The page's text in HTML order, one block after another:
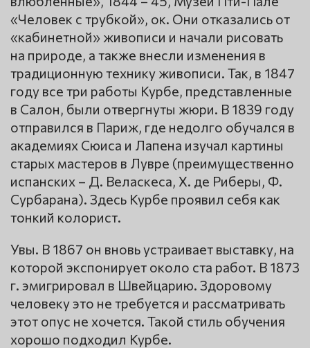
«Человек с трубкой», ок. Они отказались от
«кабинетной» живописи и начали рисовать
на природе, а также внесли изменения в
традиционную технику живописи. Так, в 1847
году все три работы Курбе, представленные
в Салон, были отвергнуты жюри. В 1839 году
отправился в Париж, где недолго обучался в
академиях Сюиса и Лапена изучал картины
старых мастеров в Лувре (преимущественно
испанских – Д. Веласкеса, Х. де Риберы, Ф.
Сурбарана). Здесь Курбе проявил себя как
тонкий колорист.
Увы. В 1867 он вновь устраивает выставку, на
которой экспонирует около ста работ. В 1873
г. эмигрировал в Швейцарию. Здоровому
человеку это не требуется и рассматривать
этот опус не хочется. Такой стиль обучения
хорошо подходил Курбе.